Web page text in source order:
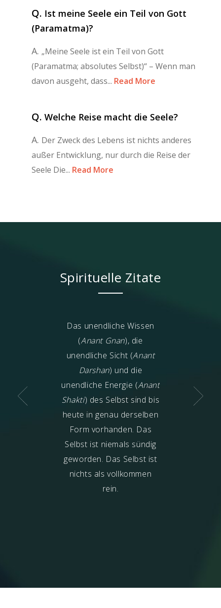
Q. Ist meine Seele ein Teil von Gott
(Paramatma)?
A. „Meine Seele ist ein Teil von Gott
(Paramatma; absolutes Selbst)“ – Wenn man
davon ausgeht, dass... Read More
Q. Welche Reise macht die Seele?
A. Der Zweck des Lebens ist nichts anderes
außer Entwicklung, nur durch die Reise der
Seele Die... Read More
Spirituelle Zitate
Nutzt
Bücher und
Das unendliche Wissen
(Anant Gnan), die
unendliche Sicht (Anant
Darshan) und die
unendliche Energie (Anant
Shakti) des Selbst sind bis
heute in genau derselben
Form vorhanden. Das
Selbst ist niemals sündig
geworden. Das Selbst ist
nichts als vollkommen
rein.